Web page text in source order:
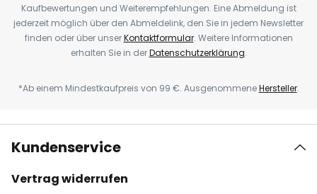
Kaufbewertungen und Weiterempfehlungen. Eine Abmeldung ist
jederzeit möglich über den Abmeldelink, den Sie in jedem Newsletter
finden oder über unserKontaktformular. Weitere Informationen
erhalten Sie in derDatenschutzerklärung.
*Ab einem Mindestkaufpreis von 99 €. AusgenommeneHersteller.
Kundenservice
Vertrag widerrufen